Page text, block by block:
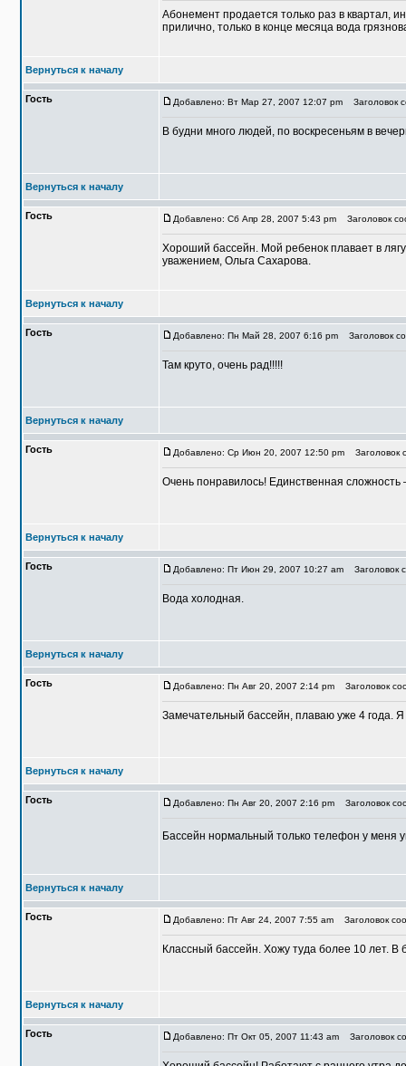
Абонемент продается только раз в квартал,
прилично, только в конце месяца вода
Вернуться к началу
Гость Добавлено: Вт Мар 27, 2007 12:07 pm Заголовок
В будни много людей, по воскресеньям в
Вернуться к началу
Гость Добавлено: Сб Апр 28, 2007 5:43 pm Заголовок
Хороший бассейн. Мой ребенок плавает в
уважением, Ольга Сахарова.
Вернуться к началу
Гость Добавлено: Пн Май 28, 2007 6:16 pm Заголовок
Там круто, очень рад!!!!!
Вернуться к началу
Гость Добавлено: Ср Июн 20, 2007 12:50 pm Заголовок
Очень понравилось! Единственная сложность
Вернуться к началу
Гость Добавлено: Пт Июн 29, 2007 10:27 am Заголовок
Вода холодная.
Вернуться к началу
Гость Добавлено: Пн Авг 20, 2007 2:14 pm Заголовок
Замечательный бассейн, плаваю уже 4 года.
Вернуться к началу
Гость Добавлено: Пн Авг 20, 2007 2:16 pm Заголовок
Бассейн нормальный только телефон у меня
Вернуться к началу
Гость Добавлено: Пт Авг 24, 2007 7:55 am Заголовок
Классный бассейн. Хожу туда более 10 лет. В
Вернуться к началу
Гость Добавлено: Пт Окт 05, 2007 11:43 am Заголовок